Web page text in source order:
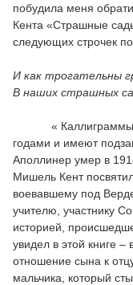
побудила меня
Кента «Страшные
следующих строчек
И как трогательны
В наших страшных
« Каллиграммы»
годами и имеют
Аполлинер умер в
Мишель Кент
воевавшему под
учителю, участнику
историей,
увидел в этой книге
отношение сына к
мальчика, который